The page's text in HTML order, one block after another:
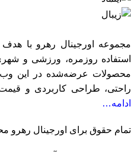
مجموعه اورجینال رهرو با
استفاده روزمره، ورزشی و
محصولات عرضه‌شده در این
راحتی، طراحی کاربردی و
ادامه…
تمام حقوق برای اورجینال